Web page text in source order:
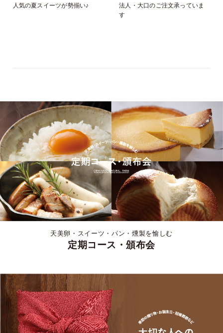
人気の夏スイーツが勢揃い♪
法人・大口のご注文承っていま
す
天美卵・スイーツ・パン・燻製を愉しむ
定期コース・頒布会